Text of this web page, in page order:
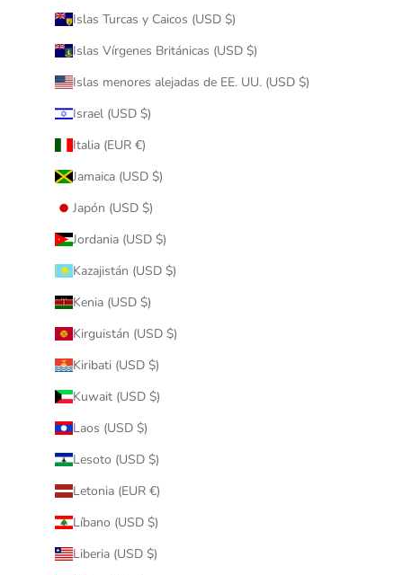
Islas Turcas y Caicos (USD $)
Islas Vírgenes Británicas (USD $)
Islas menores alejadas de EE. UU. (USD $)
Israel (USD $)
Italia (EUR €)
Jamaica (USD $)
Japón (USD $)
Jordania (USD $)
Kazajistán (USD $)
Kenia (USD $)
Kirguistán (USD $)
Kiribati (USD $)
Kuwait (USD $)
Laos (USD $)
Lesoto (USD $)
Letonia (EUR €)
Líbano (USD $)
Liberia (USD $)